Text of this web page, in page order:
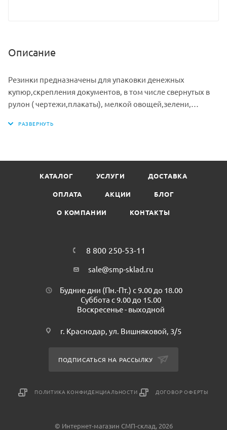
Описание
Резинки предназначены для упаковки денежных
купюр,скрепления документов, в том числе свернутых в
рулон ( чертежи,плакаты), мелкой овощей,зелени,
Товар используется в офисах, торговых точках.банках, а
КАТАЛОГ УСЛУГИ ДОСТАВКА
ОПЛАТА АКЦИИ БЛОГ
О КОМПАНИИ КОНТАКТЫ
8 800 250-53-11
sale@smp-sklad.ru
Будние дни (Пн.-Пт.) с 9.00 до 18.00
Суббота с 9.00 до 15.00
Воскресенье - выходной
г. Краснодар, ул. Вишняковой, 3/5
ПОДПИСАТЬСЯ НА РАССЫЛКУ
ПОЛИТИКА КОНФИДЕНЦИАЛЬНОСТИ ДОГОВОР ОФЕРТЫ
© Интернет-магазин СМП-склад, 2026